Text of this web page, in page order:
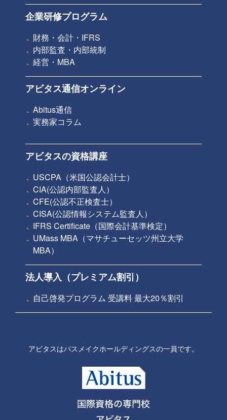
企業研修プログラム
財務・会計・IFRS
内部監査・内部統制
経営・MBA
アビタス通信オンライン
Abitus通信
実務家コラム
アビタスの資格講座
USCPA（米国公認会計士）
CIA(公認内部監査人）
CFE(公認不正検査士）
CISA(公認情報システム監査人）
IFRS Certificate（国際会計基準検定）
UMass MBA（マサチューセッツ州立大学
MBA）
法人導入（プレミアム割引）
自己啓発プログラム 受講料 最大20％割引
アビタスはパスメイクホールディングスの一員です。